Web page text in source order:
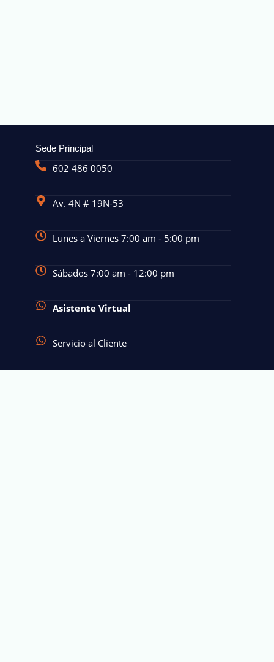
Sede Principal
602 486 0050
Av. 4N # 19N-53
Lunes a Viernes 7:00 am - 5:00 pm
Sábados 7:00 am - 12:00 pm
Asistente Virtual
Servicio al Cliente